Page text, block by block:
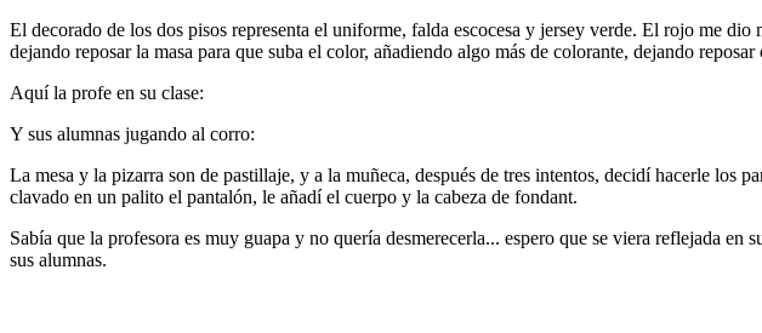
El decorado de los dos pisos representa el uniforme, falda escocesa y jersey verde. El rojo me
dejando reposar la masa para que suba el color, añadiendo algo más de colorante, dejando
Aquí la profe en su clase:
Y sus alumnas jugando al corro:
La mesa y la pizarra son de pastillaje, y a la muñeca, después de tres intentos, decidí hacerle los
clavado en un palito el pantalón, le añadí el cuerpo y la cabeza de fondant.
Sabía que la profesora es muy guapa y no quería desmerecerla... espero que se viera reflejada
sus alumnas.